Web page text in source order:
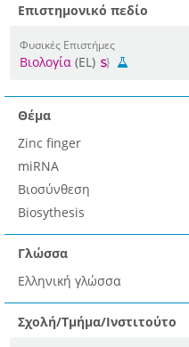
Επιστημονικό πεδίο
Φυσικές Επιστήμες
Βιολογία (EL)
Θέμα
Zinc finger
miRNA
Βιοσύνθεση
Biosythesis
Γλώσσα
Ελληνική γλώσσα
Σχολή/Τμήμα/Ινστιτούτο